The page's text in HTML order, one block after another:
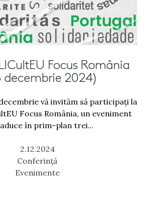
Focus România
decembrie 2024)
vă invităm să participați la
Focus România, un eveniment
în prim-plan trei...
2.12.2024
Conferință
Evenimente